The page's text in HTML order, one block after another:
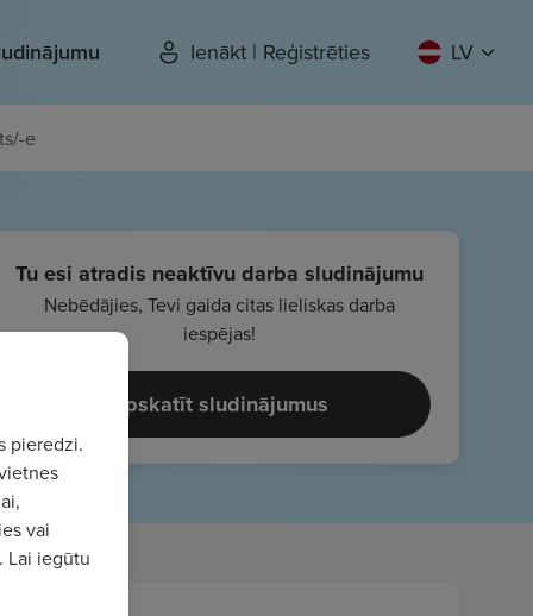
Ienākt | Reģistrēties LV
e
Tu esi atradis neaktīvu darba sludinājumu
Nebēdājies, Tevi gaida citas lieliskas darba
iespējas!
Apskatīt sludinājumus
pieredzi.
vai
Lai iegūtu